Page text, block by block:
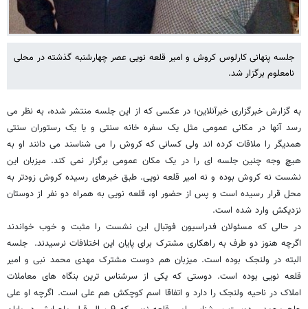
جلسه پنهانی کارلوس کروش و امیر قلعه نویی عصر چهارشنبه گذشته در محلی
نامعلوم برگزار شد.
به گزارش خبرگزاری خبرآنلاین؛ در عکسی که از این جلسه منتشر شده، به نظر می
رسد آنها در مکانی عمومی مثل یک سفره خانه سنتی و یا یک رستوران سنتی
همدیگر را ملاقات کرده اند ولی کسانی که کروش را می شناسند می دانند او به
هیچ وجه چنین جلسه ای را در یک مکان عمومی برگزار نمی کند. میزبان این
نشست نه کروش بوده و نه امیر قلعه نویی. طبق خبرهای رسیده کروش زودتر به
محل قرار رسیده است و پس از حضور او، قلعه نویی به همراه دو نفر از دوستان
نزدیکش وارد شده است.
در حالی که مسئولان فدراسیون فوتبال این نشست را مثبت و خوب خواندند
اگرچه هنوز دو طرف به راهکاری مشترک برای پایان این اختلافات نرسیدند. جلسه
البته در ولنجک بوده است. میزبان هم دوست مشترک مهدی محمد نبی و امیر
قلعه نویی بوده است. دوستی که یکی از سرشناس ترین بنگاه های معاملات
املاک در ناحیه ولنجک را دارد و اتفاقا اسم کوچکش هم علی است. اگرچه او علی